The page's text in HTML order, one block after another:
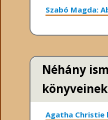
Szabó Magda:
Néhány
Agatha Christie